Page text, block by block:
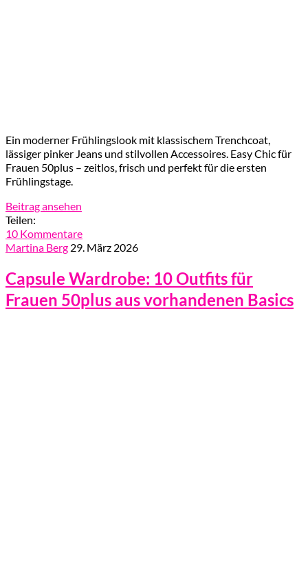
Ein moderner Frühlingslook mit klassischem Trenchcoat,
lässiger pinker Jeans und stilvollen Accessoires. Easy Chic für
Frauen 50plus – zeitlos, frisch und perfekt für die ersten
Frühlingstage.
Beitrag ansehen
Teilen:
10 Kommentare
Martina Berg 29. März 2026
Capsule Wardrobe: 10 Outfits für
Frauen 50plus aus vorhandenen Basics